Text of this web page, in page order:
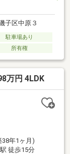
子区中原３
駐車場あり
所有権
万円 4LDK
38年1ヶ月)
徒歩15分